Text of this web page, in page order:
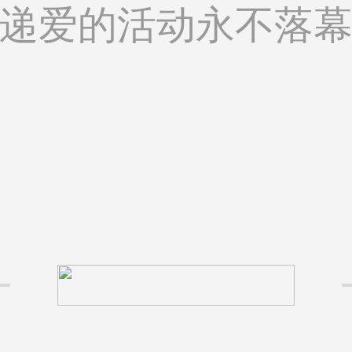
爱的活动永不落